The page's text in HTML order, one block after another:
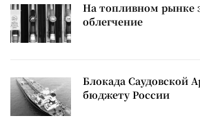
На топливном рынке
облегчение
Блокада Саудовской
бюджету России